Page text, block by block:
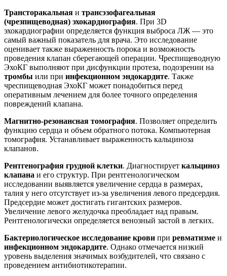
Трансторакальная и трансэзофагеальная
(чрезпищеводная) эхокардиография. При 3D
эхокардиографии определяется функция выброса ЛЖ — это
самый важный показатель для врача. Это исследование
оценивает также выраженность порока и возможность
проведения клапан сберегающей операции. Чреспищеводную
ЭхоКГ выполняют при дисфункции протеза, подозрении на
тромбы или при инфекционном эндокардите. Также
чреспищеводная ЭхоКГ может понадобиться перед
оперативным лечением для более точного определения
повреждений клапана.
Магнитно-резонансная томография. Позволяет определить
функцию сердца и объем обратного потока. Компьютерная
томография. Устанавливает выраженность кальциноза
клапанов.
Рентгенография грудной клетки. Диагностирует кальциноз
клапана и его структур. При рентгенологическом
исследовании выявляется увеличение сердца в размерах,
талия у него отсутствует из-за увеличения левого предсердия.
Предсердие может достигать гигантских размеров.
Увеличение левого желудочка преобладает над правым.
Рентгенологически определяется венозный застой в легких.
Бактериологическое исследование крови при ревматизме и
инфекционном эндокардите. Однако отмечается низкий
уровень выделения значимых возбудителей, что связано с
проведением антибиотикотерапии.